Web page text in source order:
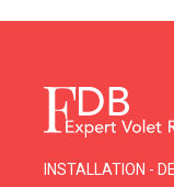
INSTALLATION -